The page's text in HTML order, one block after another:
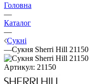
Головна
—
Каталог
—
Сукні
—Сукня Sherri Hill 21150
Артикул: 21150